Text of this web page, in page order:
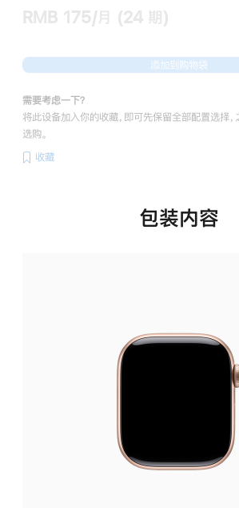
RMB 175/月 (24 期)
添加到购物袋
需要考虑一下？
将此设备加入你的收藏，即可先保留全部配置选择
选购。
收藏
包装内容